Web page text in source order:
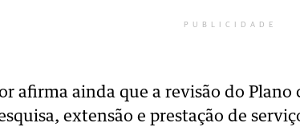
PUBLICIDADE
afirma ainda que a revisão do
extensão e prestação de